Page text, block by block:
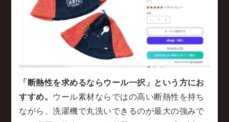
「断熱性を求めるならウール一択」という方にお
すすめ。 ウール素材ならではの高い断熱性を持ち
ながら、洗濯機で丸洗いできるのが最大の強みで